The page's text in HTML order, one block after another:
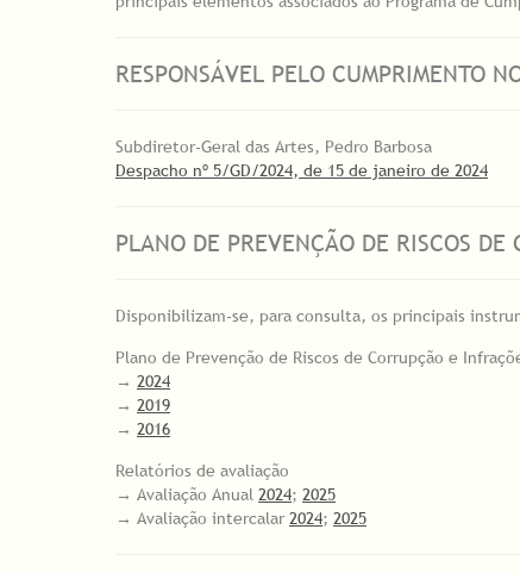
RESPONSÁVEL PELO CUMPRIMENTO
Subdiretor-Geral das Artes, Pedro Barbosa
Despacho nº 5/GD/2024, de 15 de janeiro de 2024
PLANO DE PREVENÇÃO DE RISCOS
Disponibilizam-se, para consulta, os principais
Plano de Prevenção de Riscos de Corrupção e
→ 2024
→ 2019
→ 2016
Relatórios de avaliação
→ Avaliação Anual 2024; 2025
→ Avaliação intercalar2024; 2025